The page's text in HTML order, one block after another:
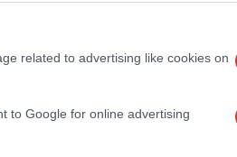
related to advertising like cookies on
to Google for online advertising